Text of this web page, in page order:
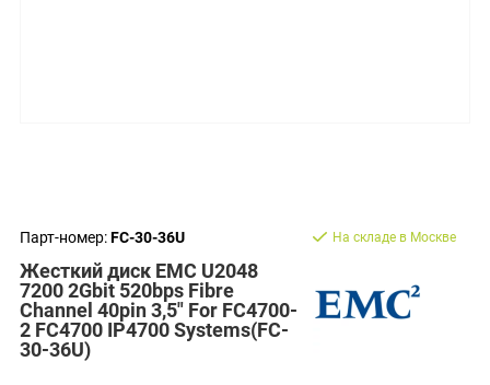
Парт-номер:FC-30-36U
Жесткий диск EMC U2048
7200 2Gbit 520bps Fibre
Channel 40pin 3,5" For FC4700-
2 FC4700 IP4700 Systems(FC-
30-36U)
На складе в Москве